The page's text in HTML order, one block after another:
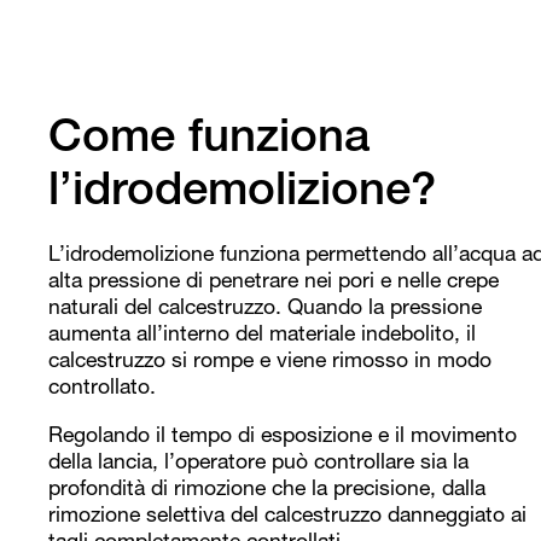
Come funziona
l’idrodemolizione?
L’idrodemolizione funziona permettendo all’acqua
alta pressione di penetrare nei pori e nelle crepe
naturali del calcestruzzo. Quando la pressione
aumenta all’interno del materiale indebolito, il
calcestruzzo si rompe e viene rimosso in modo
controllato.
Regolando il tempo di esposizione e il movimento
della lancia, l’operatore può controllare sia la
profondità di rimozione che la precisione, dalla
rimozione selettiva del calcestruzzo danneggiato ai